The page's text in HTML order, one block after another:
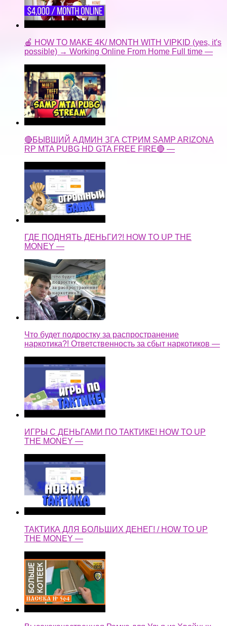
🍎 HOW TO MAKE 4K/ MONTH WITH VIPKID (yes, it's
possible) → Working Online From Home Full time —
🔴БЫВШИЙ АДМИН ЗГА СТРИМ SAMP ARIZONA
RP MTA PUBG HD GTA FREE FIRE🔴 —
ГДЕ ПОДНЯТЬ ДЕНЬГИ?! HOW TO UP THE
MONEY —
Что будет подростку за распространение
наркотика?! Ответственность за сбыт наркотиков —
ИГРЫ С ДЕНЬГАМИ ПО ТАКТИКЕ! HOW TO UP
THE MONEY —
ТАКТИКА ДЛЯ БОЛЬШИХ ДЕНЕГ! / HOW TO UP
THE MONEY —